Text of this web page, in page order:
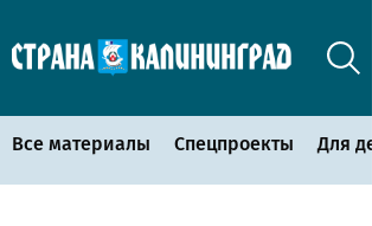
Все материалы Спецпроекты Для